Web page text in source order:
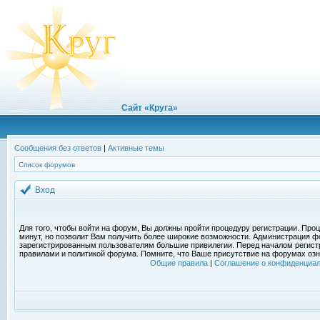
Сайт «Круга»
Сообщения без ответов | Активные темы
Список форумов
Вход
Для того, чтобы войти на форум, Вы должны пройти процедуру регистрации.
минут, но позволит Вам получить более широкие возможности. Администрация
зарегистрированным пользователям большие привилегии. Перед началом
правилами и политикой форума. Помните, что Ваше присутствие на форумах
Общие правила| Соглашение о